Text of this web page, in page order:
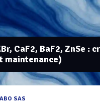
CaF2, BaF2, ZnSe
maintenance)
SAS